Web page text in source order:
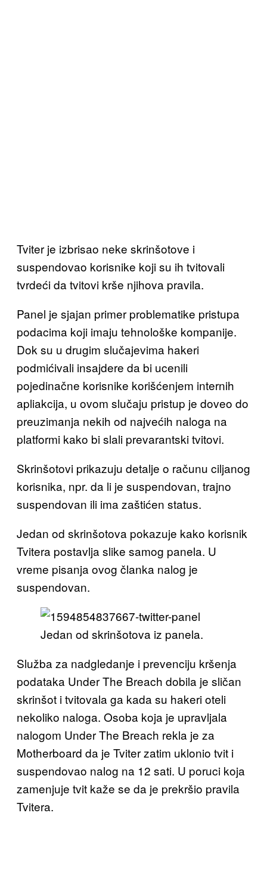
Tviter je izbrisao neke skrinšotove i
suspendovao korisnike koji su ih tvitovali
tvrdeći da tvitovi krše njihova pravila.
Panel je sjajan primer problematike pristupa
podacima koji imaju tehnološke kompanije.
Dok su u drugim slučajevima hakeri
podmićivali insajdere da bi ucenili
pojedinačne korisnike korišćenjem internih
apliakcija, u ovom slučaju pristup je doveo do
preuzimanja nekih od najvećih naloga na
platformi kako bi slali prevarantski tvitovi.
Skrinšotovi prikazuju detalje o računu ciljanog
korisnika, npr. da li je suspendovan, trajno
suspendovan ili ima zaštićen status.
Jedan od skrinšotova pokazuje kako korisnik
Tvitera postavlja slike samog panela. U
vreme pisanja ovog članka nalog je
suspendovan.
Jedan od skrinšotova iz panela.
Služba za nadgledanje i prevenciju kršenja
podataka Under The Breach dobila je sličan
skrinšot i tvitovala ga kada su hakeri oteli
nekoliko naloga. Osoba koja je upravljala
nalogom Under The Breach rekla je za
Motherboard da je Tviter zatim uklonio tvit i
suspendovao nalog na 12 sati. U poruci koja
zamenjuje tvit kaže se da je prekršio pravila
Tvitera.